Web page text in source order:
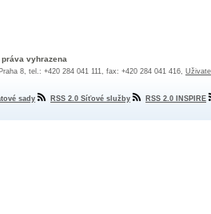
vyhrazena
8, tel.: +420 284 041 111, fax: +420 284 041 416,
sady RSS 2.0 Síťové služby RSS 2.0 INSPIRE